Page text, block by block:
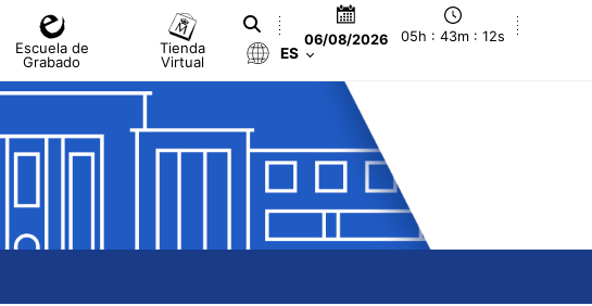
Escuela de
Grabado
Tienda
Virtual
06/08/2026 05h : 43m : 12s
ES